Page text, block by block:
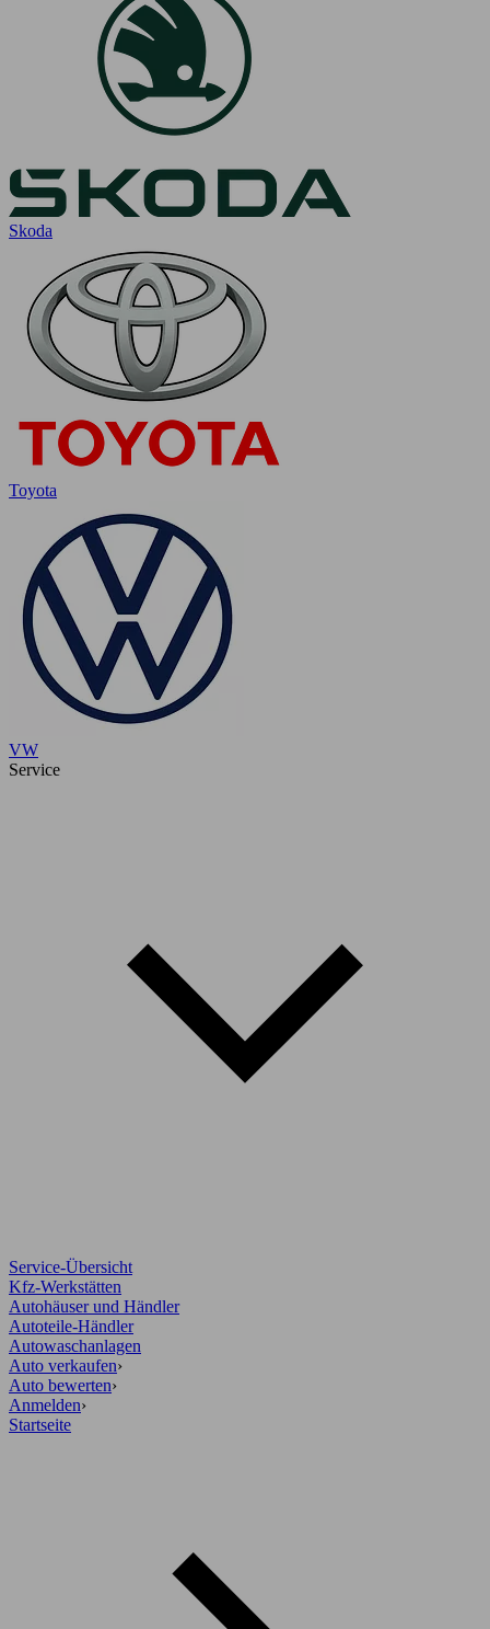
Skoda
Toyota
VW
Service
Service-Übersicht
Kfz-Werkstätten
Autohäuser und Händler
Autoteile-Händler
Autowaschanlagen
Auto verkaufen›
Auto bewerten›
Anmelden›
Startseite